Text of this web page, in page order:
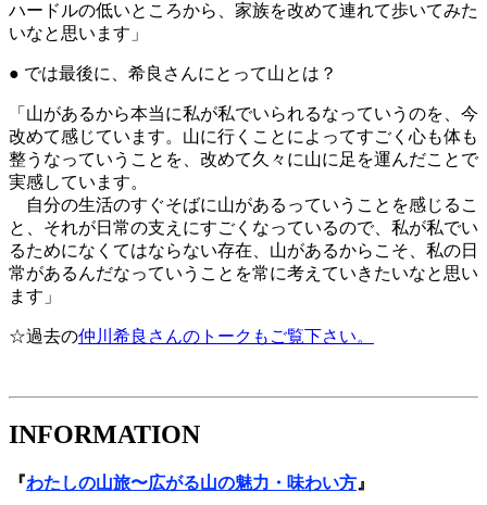
ハードルの低いところから、家族を改めて連れて歩いてみた
いなと思います」
● では最後に、希良さんにとって山とは？
「山があるから本当に私が私でいられるなっていうのを、今
改めて感じています。山に行くことによってすごく心も体も
整うなっていうことを、改めて久々に山に足を運んだことで
実感しています。
自分の生活のすぐそばに山があるっていうことを感じるこ
と、それが日常の支えにすごくなっているので、私が私でい
るためになくてはならない存在、山があるからこそ、私の日
常があるんだなっていうことを常に考えていきたいなと思い
ます」
☆過去の仲川希良さんのトークもご覧下さい。
INFORMATION
『わたしの山旅〜広がる山の魅力・味わい方 』